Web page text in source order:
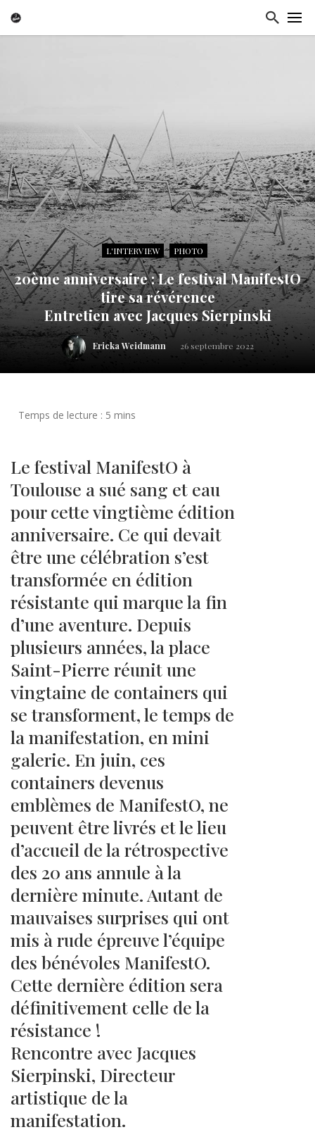
L'INTERVIEW PHOTO
20ème anniversaire : Le festival ManifestO
tire sa révérence
Entretien avec Jacques Sierpinski
Ericka Weidmann 26 septembre 2022
Le festival ManifestO à
Toulouse a sué sang et eau
pour cette vingtième édition
anniversaire. Ce qui devait
être une célébration s’est
transformée en édition
résistante qui marque la fin
d’une aventure. Depuis
plusieurs années, la place
Saint-Pierre réunit une
vingtaine de containers qui
se transforment, le temps de
la manifestation, en mini
galerie. En juin, ces
containers devenus
emblèmes de ManifestO, ne
peuvent être livrés et le lieu
d’accueil de la rétrospective
des 20 ans annule à la
dernière minute. Autant de
mauvaises surprises qui ont
mis à rude épreuve l’équipe
des bénévoles ManifestO.
Cette dernière édition sera
définitivement celle de la
résistance !
Rencontre avec Jacques
Sierpinski, Directeur
artistique de la
manifestation.